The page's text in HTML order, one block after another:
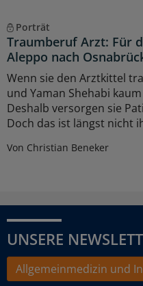
Porträt
Traumberuf Arzt: Für
Aleppo nach
Wenn sie den Arztkittel
und Yaman Shehabi
Deshalb versorgen sie
Doch das ist längst nicht
Von Christian Beneker
UNSERE
Allgemeinmedizin und